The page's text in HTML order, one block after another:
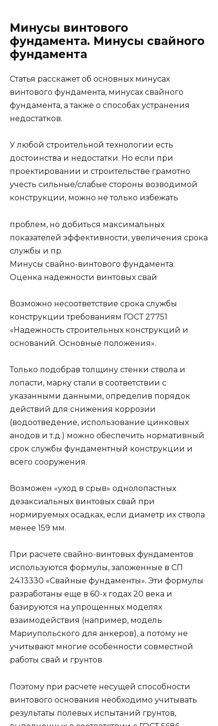
Минусы винтового
фундамента. Минусы свайного
фундамента
Статья расскажет об основных минусах
винтового фундамента, минусах свайного
фундамента, а также о способах устранения
недостатков.
У любой строительной технологии есть
достоинства и недостатки. Но если при
проектировании и строительстве грамотно
учесть сильные/слабые стороны возводимой
конструкции, можно не только избежать
проблем, но добиться максимальных
показателей эффективности, увеличения срока
службы и пр.
Минусы свайно-винтового фундамента.
Оценка надежности винтовых свай
Возможно несоответствие срока службы
конструкции требованиям ГОСТ 27751
«Надежность строительных конструкций и
оснований. Основные положения».
Только подобрав толщину стенки ствола и
лопасти, марку стали в соответствии с
указанными данными, определив порядок
действий для снижения коррозии
(водоотведение, использование цинковых
анодов и т.д.) можно обеспечить нормативный
срок службы фундаментный конструкции и
всего сооружения.
Возможен «уход в срыв» однолопастных
дезаксиальных винтовых свай при
нормируемых осадках, если диаметр их ствола
менее 159 мм.
При расчете свайно-винтовых фундаментов
используются формулы, заложенные в СП
24.13330 «Свайные фундаменты». Эти формулы
разработаны еще в 60-х годах 20 века и
базируются на упрощенных моделях
взаимодействия (например, модель
Мариупольского для анкеров), а потому не
учитывают многие особенности совместной
работы свай и грунтов.
Поэтому при расчете несущей способности
винтового основания необходимо учитывать
результаты полевых испытаний грунтов,